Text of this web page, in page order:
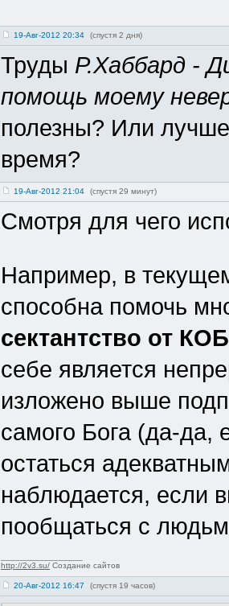
19-Авг-2012 20:34 (спустя 2 дня)
Труды Р.Хаббард -
помощь моему
полезны? Или
время?
19-Авг-2012 21:04 (спустя 29 минут)
Смотря для чего
Например, в
способна помочь
сектантство от КОБ
себе является
изложено выше
самого Бога (да-да,
остаться
наблюдается, если
пообщаться с
http://2v3.su/ Создание сайтов
20-Авг-2012 16:47 (спустя 19 часов)